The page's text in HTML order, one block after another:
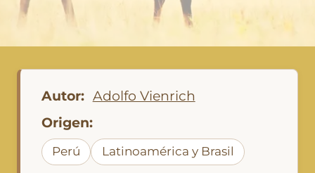
Autor: Adolfo Vienrich
Origen:
Perú Latinoamérica y Brasil